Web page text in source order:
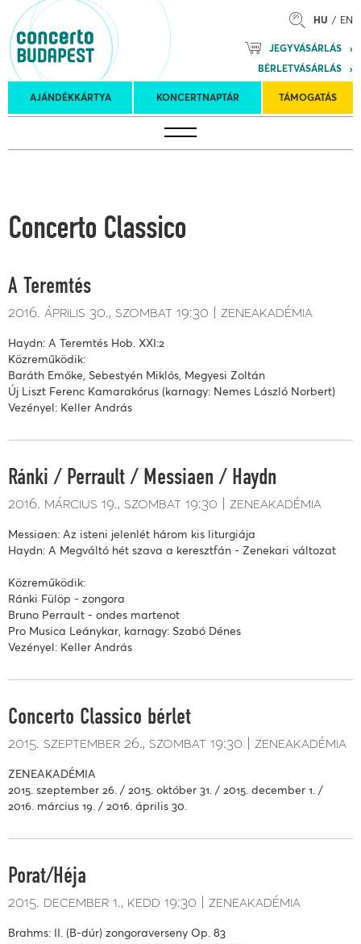
HU EN
JEGYVÁSÁRLÁS
BÉRLETVÁSÁRLÁS
AJÁNDÉKKÁRTYA KONCERTNAPTÁR TÁMOGATÁS
Koncertnaptár
turnék
Kulturális
Program
Felkéréses
koncertek
Concerto Classico
A Teremtés
2016. április 30. szombat 19:30 zeneakadémia
Haydn: A Teremtés Hob. XXI:2
Közreműködik:
Baráth Emőke, Sebestyén Miklós, Megyesi Zoltán
Új Liszt Ferenc Kamarakórus (karnagy: Nemes László Norbert)
Vezényel: Keller András
Ránki / Perrault / Messiaen / Haydn
2016. március 19. szombat 19:30 zeneakadémia
Messiaen: Az isteni jelenlét három kis liturgiája
Haydn: A Megváltó hét szava a keresztfán - Zenekari változat
Közreműködik:
Ránki Fülöp - zongora
Bruno Perrault - ondes martenot
Pro Musica Leánykar, karnagy: Szabó Dénes
Vezényel: Keller András
Concerto Classico bérlet
2015. szeptember 26. szombat 19:30 zeneakadémia
ZENEAKADÉMIA
2015. szeptember 26. / 2015. október 31. / 2015. december 1. /
2016. március 19. / 2016. április 30.
Porat/Héja
2015. december 1. kedd 19:30 zeneakadémia
Brahms: II. (B-dúr) zongoraverseny Op. 83